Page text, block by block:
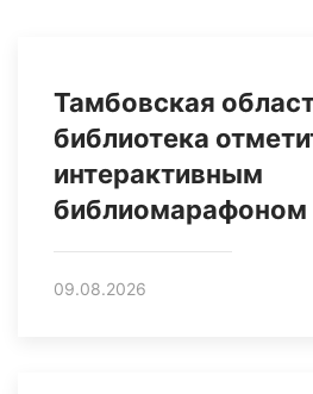
Тамбовская
библиотека
интерактивным
библиомарафоном
09.08.2026